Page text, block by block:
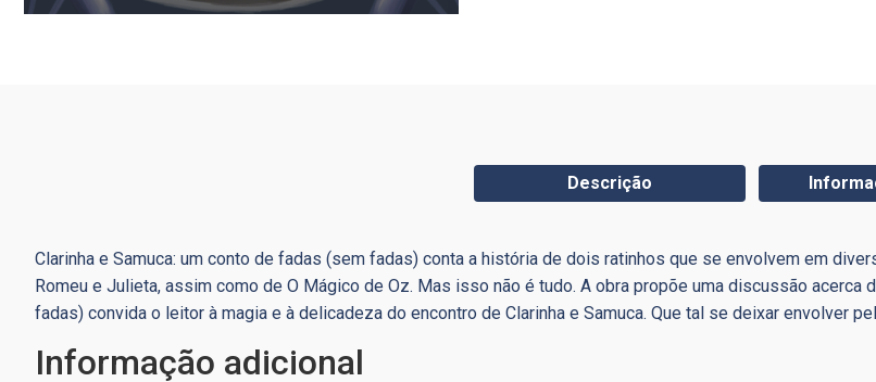
Descrição
Clarinha e Samuca: um conto de fadas (sem fadas) conta a história de dois ratinhos que se envolvem em
Romeu e Julieta, assim como de O Mágico de Oz. Mas isso não é tudo. A obra propõe uma discussão
fadas) convida o leitor à magia e à delicadeza do encontro de Clarinha e Samuca. Que tal se deixar envolver
Informação adicional